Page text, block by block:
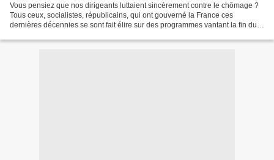
Vous pensiez que nos dirigeants luttaient sincèrement contre le chômage ?
Tous ceux, socialistes, républicains, qui ont gouverné la France ces
dernières décennies se sont fait élire sur des programmes vantant la fin du